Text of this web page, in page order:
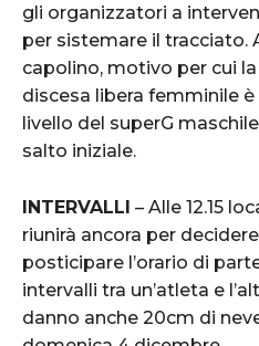
gli organizzatori a
per sistemare il tracciato.
capolino, motivo per cui
discesa libera femminile
livello del superG
salto iniziale.
INTERVALLI – Alle 12.15
riunirà ancora per
posticipare l’orario di
intervalli tra un’atleta e
danno anche 20cm di